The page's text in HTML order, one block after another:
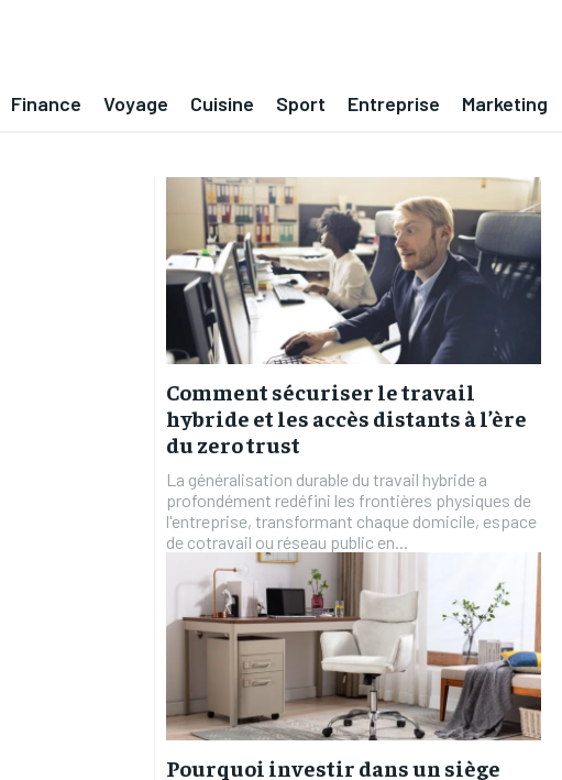
Finance Voyage Cuisine Sport Entreprise Marketing
Comment sécuriser le travail
hybride et les accès distants à l’ère
du zero trust
La généralisation durable du travail hybride a
profondément redéfini les frontières physiques de
l'entreprise, transformant chaque domicile, espace
de cotravail ou réseau public en...
Pourquoi investir dans un siège